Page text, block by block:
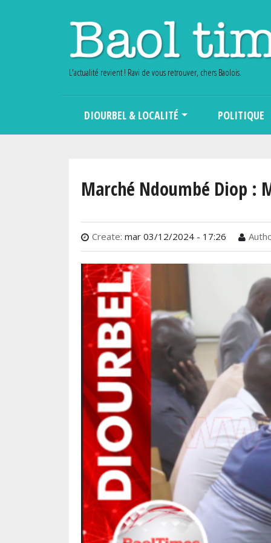
L'actualité revient ! Ravi de vous retrouver, chers Baolois.
DIOURBEL & LOCALITÉ POLITIQUE
Marché Ndoumbé Diop
Create: mar 03/12/2024 - 17:26